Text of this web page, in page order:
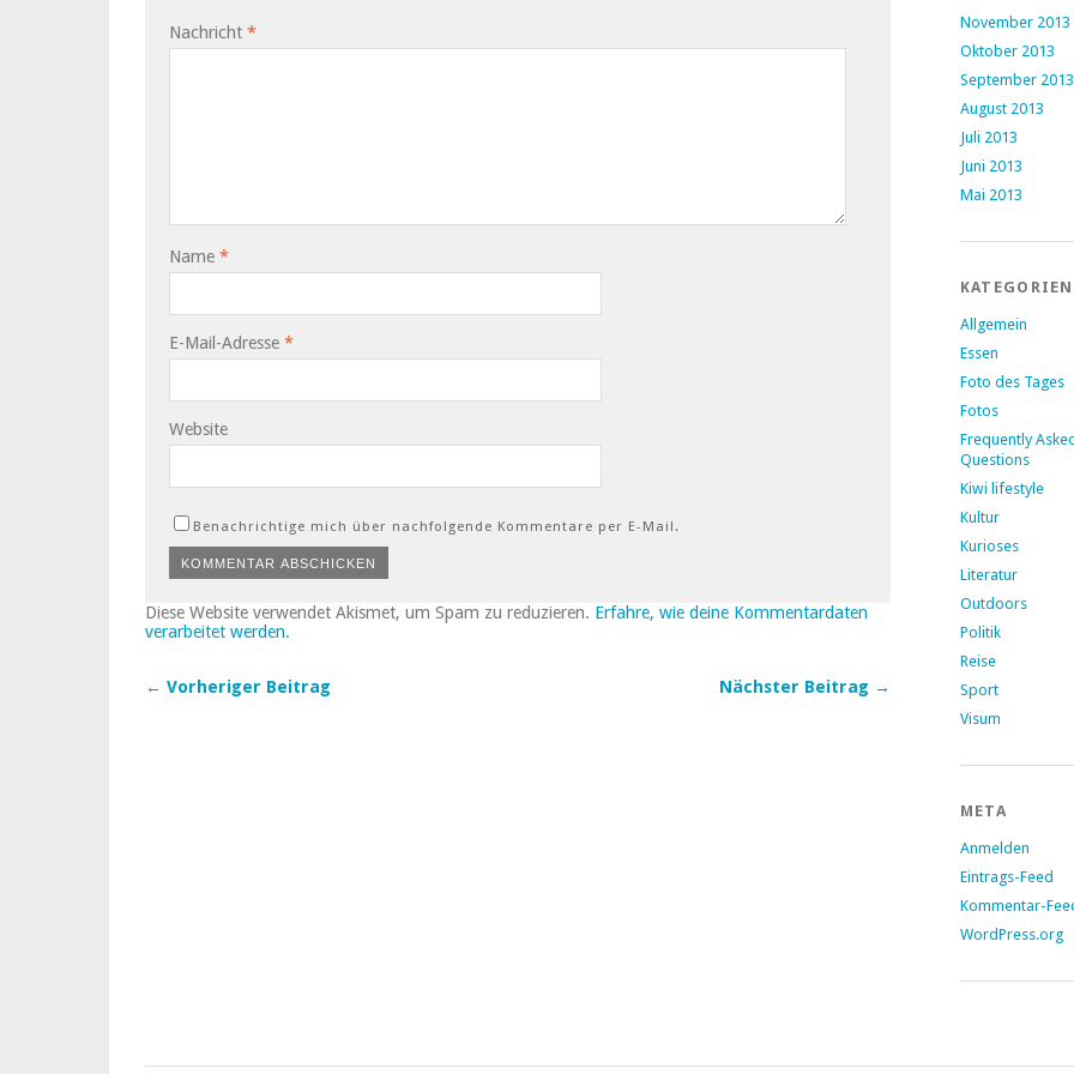
Nachricht *
Name *
E-Mail-Adresse *
Website
Benachrichtige mich über nachfolgende Kommentare per E-Mail.
Diese Website verwendet Akismet, um Spam zu reduzieren. Erfahre, wie deine Kommentardaten
verarbeitet werden.
← Vorheriger Beitrag Nächster Beitrag →
November 2013
Oktober 2013
September 2013
August 2013
Juli 2013
Juni 2013
Mai 2013
KATEGORIEN
Allgemein
Essen
Foto des Tages
Fotos
Frequently
Questions
Kiwi lifestyle
Kultur
Kurioses
Literatur
Outdoors
Politik
Reise
Sport
Visum
META
Anmelden
Eintrags-Feed
Kommentar-
WordPress.org